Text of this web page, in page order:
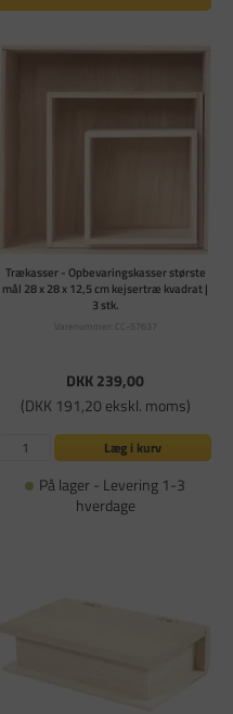
Trækasser - Opbevaringskasser største
mål 28 x 28 x 12,5 cm kejsertræ kvadrat |
3 stk.
Varenummer: CC-57637
DKK 239,00
(DKK 191,20 ekskl. moms)
Læg i kurv
På lager - Levering 1-3
hverdage